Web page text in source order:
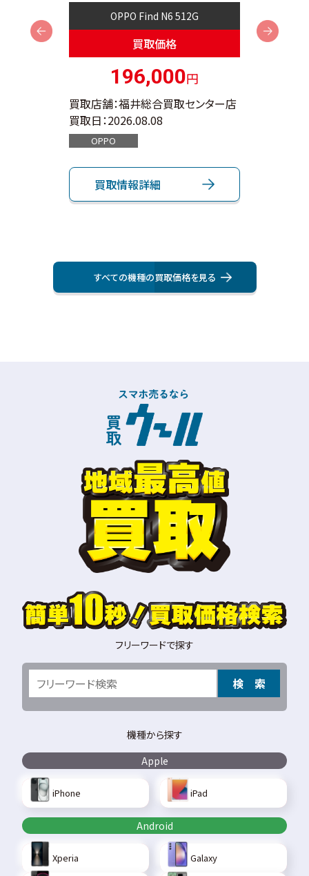
OPPO Find N6 512G
買取価格
196,000円
買取店舗：福井総合買取センター店
買取日：2026.08.08
OPPO
買取情報詳細
Next
すべての機種の買取価格を⾒る
フリーワードで探す
検 索
機種から探す
Apple
iPhone iPad
Android
Xperia Galaxy